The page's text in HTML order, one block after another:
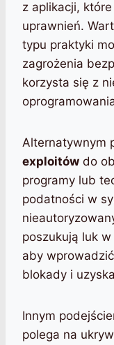
z aplikacji,
uprawnień.
typu praktyki
zagrożenia
korzysta się z
Alternatywnym
exploitów do
programy lub
podatności w
poszukują luk
aby
blokady i
Innym
polega na